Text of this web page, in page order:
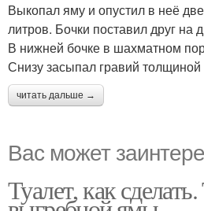
Выкопал яму и опустил в неё
литров. Бочки поставил друг на
В нижней бочке в шахматном
Снизу засыпал гравий
читать дальше →
Вас может
Туалет, как